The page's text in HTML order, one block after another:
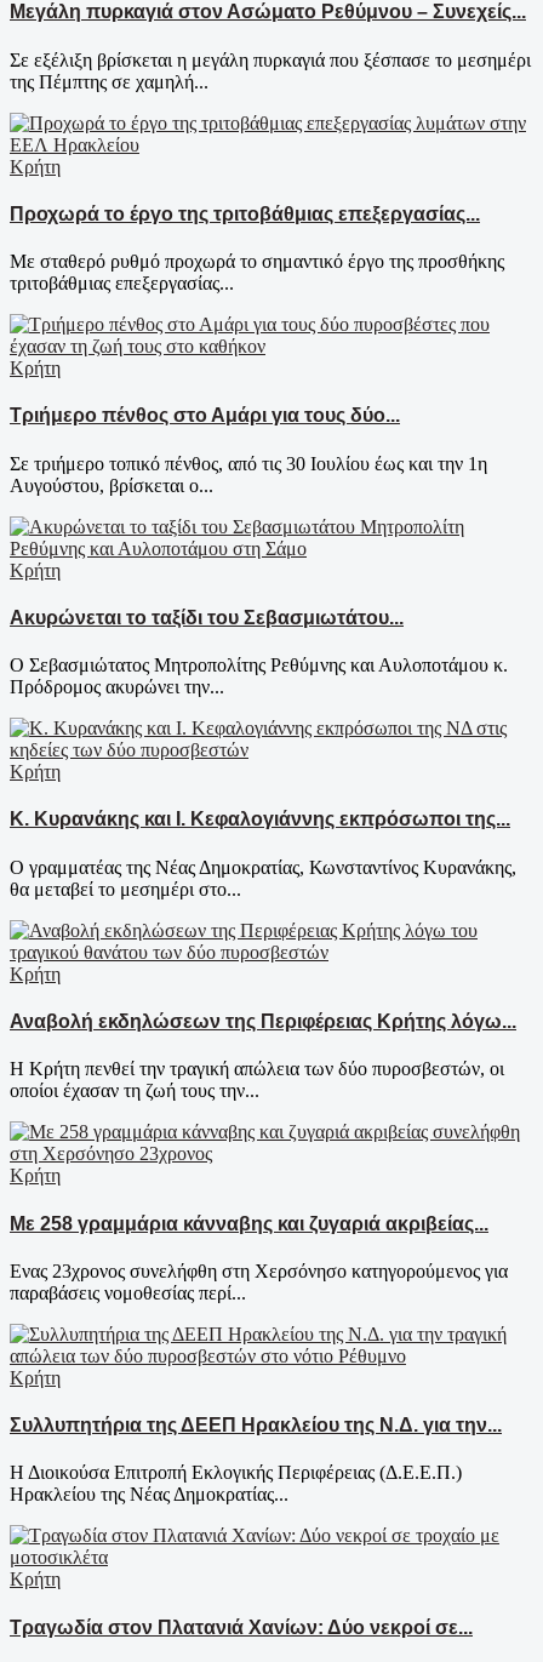
Μεγάλη πυρκαγιά στον Ασώματο Ρεθύμνου – Συνεχείς...
Σε εξέλιξη βρίσκεται η μεγάλη πυρκαγιά που ξέσπασε το μεσημέρι
της Πέμπτης σε χαμηλή...
Κρήτη
Προχωρά το έργο της τριτοβάθμιας επεξεργασίας...
Με σταθερό ρυθμό προχωρά το σημαντικό έργο της προσθήκης
τριτοβάθμιας επεξεργασίας...
Κρήτη
Τριήμερο πένθος στο Αμάρι για τους δύο...
Σε τριήμερο τοπικό πένθος, από τις 30 Ιουλίου έως και την 1η
Αυγούστου, βρίσκεται ο...
Κρήτη
Ακυρώνεται το ταξίδι του Σεβασμιωτάτου...
Ο Σεβασμιώτατος Μητροπολίτης Ρεθύμνης και Αυλοποτάμου κ.
Πρόδρομος ακυρώνει την...
Κρήτη
Κ. Κυρανάκης και Ι. Κεφαλογιάννης εκπρόσωποι της...
Ο γραμματέας της Νέας Δημοκρατίας, Κωνσταντίνος Κυρανάκης,
θα μεταβεί το μεσημέρι στο...
Κρήτη
Αναβολή εκδηλώσεων της Περιφέρειας Κρήτης λόγω...
Η Κρήτη πενθεί την τραγική απώλεια των δύο πυροσβεστών, οι
οποίοι έχασαν τη ζωή τους την...
Κρήτη
Με 258 γραμμάρια κάνναβης και ζυγαριά ακριβείας...
Ενας 23χρονος συνελήφθη στη Χερσόνησο κατηγορούμενος για
παραβάσεις νομοθεσίας περί...
Κρήτη
Συλλυπητήρια της ΔΕΕΠ Ηρακλείου της Ν.Δ. για την...
Η Διοικούσα Επιτροπή Εκλογικής Περιφέρειας (Δ.Ε.Ε.Π.)
Ηρακλείου της Νέας Δημοκρατίας...
Κρήτη
Τραγωδία στον Πλατανιά Χανίων: Δύο νεκροί σε...